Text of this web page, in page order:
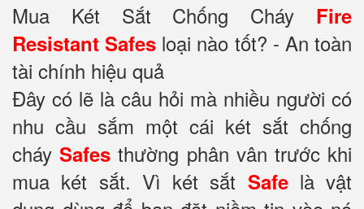
Mua Két Sắt Chống Cháy Fire
Resistant Safes loại nào tốt? - An toàn
tài chính hiệu quả
Đây có lẽ là câu hỏi mà nhiều người có
nhu cầu sắm một cái két sắt chống
cháySafes thường phân vân trước khi
mua két sắt. Vì két sắt Safelà vật